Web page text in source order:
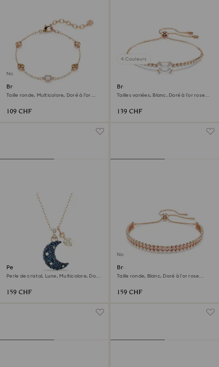
Nouveau
Bracelet Imber
Taille ronde, Multicolore, Doré à l’or
109 CHF
4 Couleurs
Bracelet Matrix
Tailles variées, Blanc, Doré à l’or rose
139 CHF
Pendentif Sublima
Perle de cristal, Lune, Multicolore, Doré
159 CHF
Nouveau
Bracelet Matrix
Taille ronde, Blanc, Doré à l’or rose
159 CHF